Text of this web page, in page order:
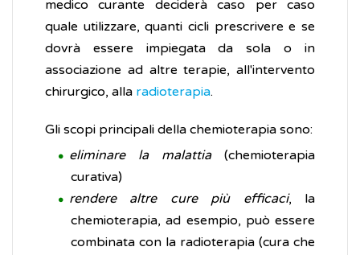
medico curante deciderà caso per caso
quale utilizzare, quanti cicli prescrivere e se
dovrà essere impiegata da sola o in
associazione ad altre terapie, all'intervento
chirurgico, alla radioterapia.
Gli scopi principali della chemioterapia sono:
eliminare la malattia(chemioterapia
curativa)
rendere altre cure più efficaci, la
chemioterapia, ad esempio, può essere
combinata con la radioterapia (cura che